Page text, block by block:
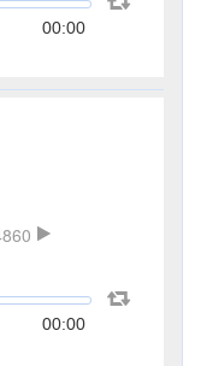
00:00
00:00